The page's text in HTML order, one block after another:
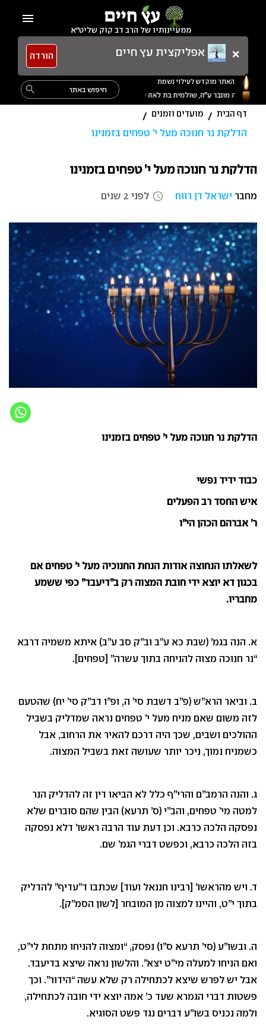
content
ממעיינותיו של הרב דב קוק שליט"א
menu
× אפליקצית עץ חיים הורדה
Search
for:
search
האתר מוקדש לעילוי נשמת
דף הבית / מועדים וזמנים /
הדלקת נר חנוכה מעל י’ טפחים בזמנינו
הדלקת נר חנוכה מעל י’ טפחים בזמנינו
מחבר ישראל דן רווח access_time לפני 2 שנים
הדלקת נר חנוכה מעל י’ טפחים בזמנינו
כבוד ידיד נפשי
איש החסד רב הפעלים
ר’ אברהם הכהן הי”ו
לשאלתו הנחוצה אודות הנחת החנוכיה מעל י’ טפחים אם
בכגון דא יוצא ידי חובת המצוה רק ב”דיעבד” כפי ששמע
מחבריו.
א. הנה בגמ’ (שבת כא ע”ב וב”ק סב ע”ב) איתא משמיה דרבא
“נר חנוכה מצוה להניחה בתוך עשרה” [טפחים].
ב. וביאר הרא”ש (פ”ב דשבת סי’ ה, ופ”ו דב”ק סי’ יח) שהטעם
לזה משום שאם מניח מעל י’ טפחים נראה שמדליק בשביל
ההולכים ושבים, שכך היה דרכם להאיר את הרחוב, אבל
כשמניח נמוך, ניכר יותר שעושה זאת בשביל המצוה.
ג. והנה הרמב”ם והרי”ף כלל לא הביאו דין זה להדליק הנר
למטה מי’ טפחים, והב”י (ס’ תרעא) הבין שהם סוברים שלא
נפסקה הלכה כרבא. וכן דעת עוד הרבה ראשו’ דלא נפסקה
בזה הלכה כרבא, וכפשט דברי הגמ’ שם.
ד. ויש מהראשו’ [רבינו חננאל ועוד] שכתבו ד”עדיף” להדליק
בתוך י”ט, והיינו למצוה מן המובחר [לשון הסמ”ק].
ה. ובשו”ע (סי’ תרעא ס”ו) נפסק, “ומצוה להניחו מתחת לי”ט,
ואם הניחו למעלה מי”ט יצא”. והלשון נראה שיצא בדיעבד.
אבל יש לפרש שיצא לכתחילה רק שלא עשה “הידור”. וכך
פשטות דברי הגמרא שעד כ’ אמה יוצא ידי חובה לכתחילה,
ולמה נכניס בשו”ע דברים נגד פשט הסוגיא.